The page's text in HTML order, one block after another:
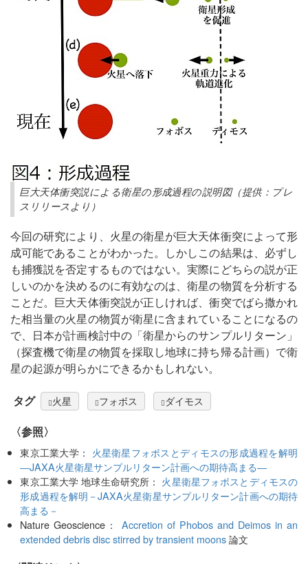
巨大天体衝突説による衛星の形成過程の説明図（提供：プレ
スリリースより）
今回の研究により、火星の衛星が巨大天体衝突によって形
成可能であることがわかった。しかしこの結果は、必ずし
も捕獲説を否定するものではない。実際にどちらの説が正
しいのかを決めるのに有効なのは、衛星の物質を分析する
ことだ。巨大天体衝突説が正しければ、衝突でばら撒かれ
た相当量の火星の物質が衛星に含まれていることになるの
で、日本が計画検討中の「衛星からのサンプルリターン」
（探査機で衛星の物質を採取し地球に持ち帰る計画）で衛
星の起源が明らかにできるかもしれない。
タグ 火星 フォボス ダイモス
〈参照〉
東京工業大学： 火星衛星フォボスとディモスの形成過程を解明
―JAXA火星衛星サンプルリターン計画への期待高まる―
東京工業大学 地球生命研究所： 火星衛星フォボスとディモスの
形成過程を解明－JAXA火星衛星サンプルリターン計画への期待
高まる－
Nature Geoscience：Accretion of Phobos and Deimos in an
extended debris disc stirred by transient moons論文